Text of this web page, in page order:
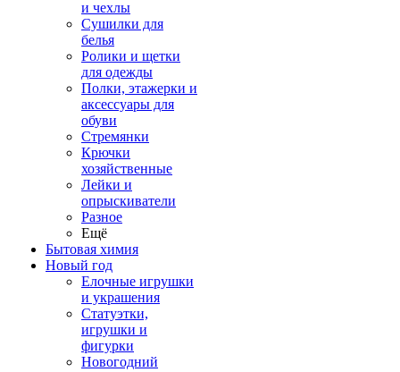
и чехлы
Сушилки для
белья
Ролики и щетки
для одежды
Полки, этажерки и
аксессуары для
обуви
Стремянки
Крючки
хозяйственные
Лейки и
опрыскиватели
Разное
Ещё
Бытовая химия
Новый год
Елочные игрушки
и украшения
Статуэтки,
игрушки и
фигурки
Новогодний